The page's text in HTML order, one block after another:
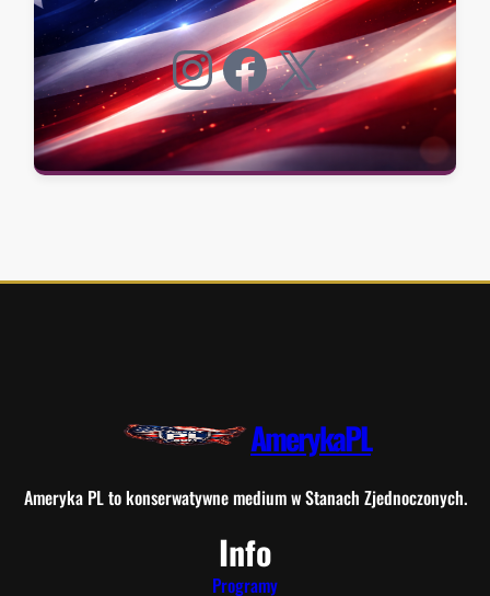
Instagram Facebook X
AmerykaPL
Ameryka PL to konserwatywne medium w Stanach Zjednoczonych.
Info
Programy